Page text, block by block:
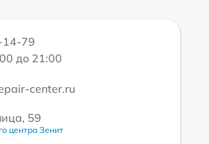
14-79
до 21:00
center.ru
59
центра Зенит